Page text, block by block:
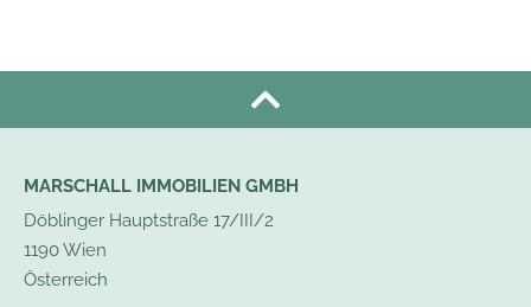
MARSCHALL IMMOBILIEN GMBH
Döblinger Hauptstraße 17/III/2
1190 Wien
Österreich